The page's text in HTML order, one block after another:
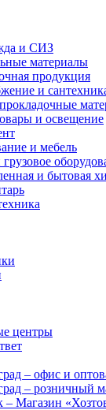
и СИЗ
материалы
продукция
и
и освещение
и мебель
и бытовая
центры
– офис и
– розничный
– Магазин